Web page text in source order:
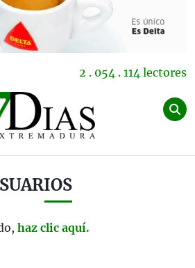
2 . 054 . 114 lectores
haz clic aquí.